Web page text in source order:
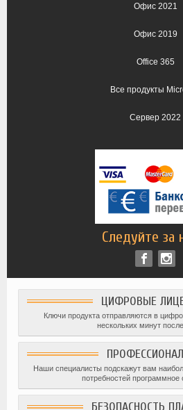
Офис 2021
Офис 2019
Office 365
Все продукты
Сервер 2022
Следуйте за
ЦИФРОВЫЕ
Ключи продукта отправляются в
нескольких минут
Наши специалисты подскажут вам
потребностей программное
БЕЗОПАСНОСТЬ